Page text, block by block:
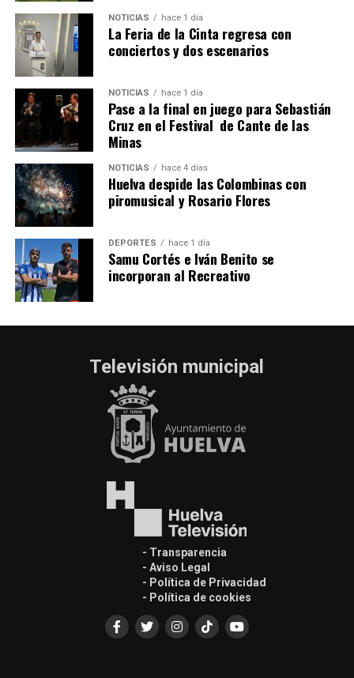
SEXTA CORRIDA DE LAS FIESTAS COLOMBINAS
2026
hace 4 días· Huelvatv
NOTICIAS hace 1 día
La Feria de la Cinta regresa con
conciertos y dos escenarios
NOTICIAS hace 1 día
Pase a la final en juego para Sebastián
Cruz en el Festival de Cante de las
Minas
NOTICIAS hace 4 días
Huelva despide las Colombinas con
piromusical y Rosario Flores
DEPORTES hace 1 día
Samu Cortés e Iván Benito se
incorporan al Recreativo
Televisión municipal
- Transparencia
- Aviso Legal
- Política de Privacidad
- Política de cookies